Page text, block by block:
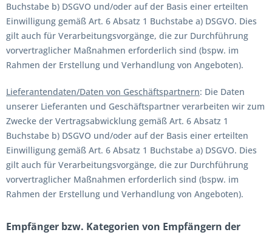
Buchstabe b) DSGVO und/oder auf der Basis einer erteilten
Einwilligung gemäß Art. 6 Absatz 1 Buchstabe a) DSGVO. Dies
gilt auch für Verarbeitungsvorgänge, die zur Durchführung
vorvertraglicher Maßnahmen erforderlich sind (bspw. im
Rahmen der Erstellung und Verhandlung von Angeboten).
Lieferantendaten/Daten von Geschäftspartnern: Die Daten
unserer Lieferanten und Geschäftspartner verarbeiten wir zum
Zwecke der Vertragsabwicklung gemäß Art. 6 Absatz 1
Buchstabe b) DSGVO und/oder auf der Basis einer erteilten
Einwilligung gemäß Art. 6 Absatz 1 Buchstabe a) DSGVO. Dies
gilt auch für Verarbeitungsvorgänge, die zur Durchführung
vorvertraglicher Maßnahmen erforderlich sind (bspw. im
Rahmen der Erstellung und Verhandlung von Angeboten).
Empfänger bzw. Kategorien von Empfängern der